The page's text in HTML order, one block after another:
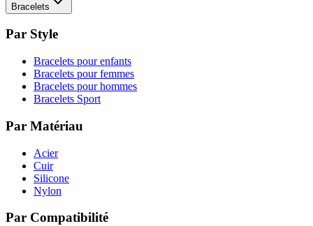
Bracelets
Par Style
Bracelets pour enfants
Bracelets pour femmes
Bracelets pour hommes
Bracelets Sport
Par Matériau
Acier
Cuir
Silicone
Nylon
Par Compatibilité